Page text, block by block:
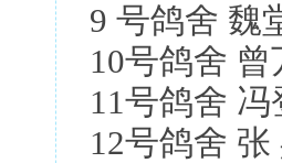
9 号鸽舍 魏
10号鸽舍 曾
11号鸽舍 冯
12号鸽舍 张